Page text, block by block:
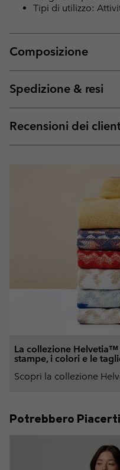
Tipi di utilizzo:
Composizione
Spedizione & resi
Recensioni dei
La collezione Helvetia™
stampe, i colori e le
Scopri la collezione
Potrebbero